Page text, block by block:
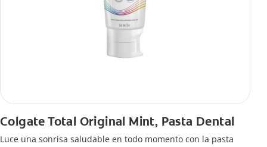
Colgate Total Original Mint, Pasta Dental
Luce una sonrisa saludable en todo momento con la pasta